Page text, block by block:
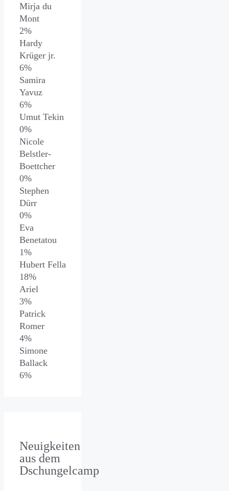
Mirja du
Mont
2%
Hardy
Krüger jr.
6%
Samira
Yavuz
6%
Umut Tekin
0%
Nicole
Belstler-
Boettcher
0%
Stephen
Dürr
0%
Eva
Benetatou
1%
Hubert Fella
18%
Ariel
3%
Patrick
Romer
4%
Simone
Ballack
6%
Neuigkeiten
aus dem
Dschungelcamp